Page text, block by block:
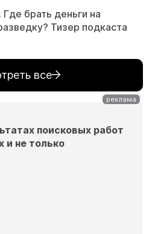
брать деньги на
Тизер подкаста
все
поисковых работ
и не только